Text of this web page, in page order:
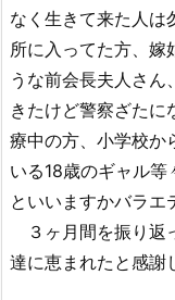
なく生きて来た人は
所に入ってた方、嫁
うな前会長夫人さ
きたけど警察ざたに
療中の方、小学校か
いる18歳のギャル
といいますかバラエ
３ヶ月間を振り返
達に恵まれたと感謝